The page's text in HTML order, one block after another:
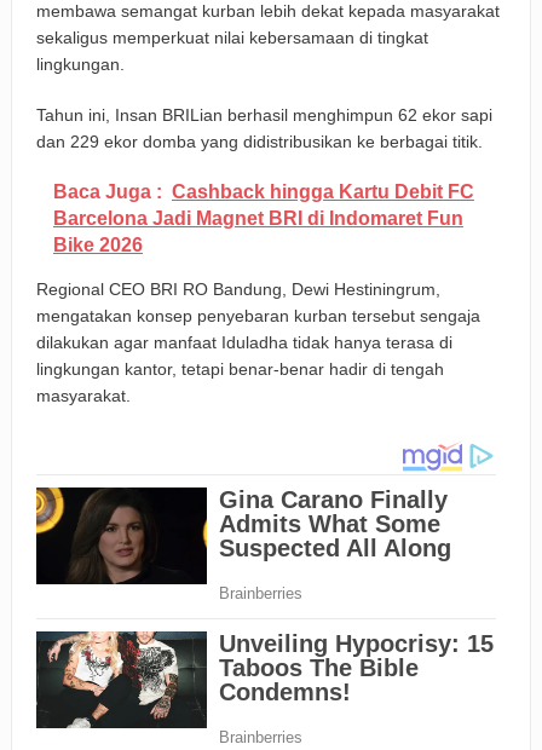
membawa semangat kurban lebih dekat kepada masyarakat
sekaligus memperkuat nilai kebersamaan di tingkat
lingkungan.
Tahun ini, Insan BRILian berhasil menghimpun 62 ekor sapi
dan 229 ekor domba yang didistribusikan ke berbagai titik.
Baca Juga : Cashback hingga Kartu Debit FC
Barcelona Jadi Magnet BRI di Indomaret Fun
Bike 2026
Regional CEO BRI RO Bandung, Dewi Hestiningrum,
mengatakan konsep penyebaran kurban tersebut sengaja
dilakukan agar manfaat Iduladha tidak hanya terasa di
lingkungan kantor, tetapi benar-benar hadir di tengah
masyarakat.